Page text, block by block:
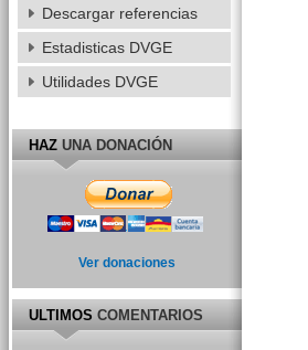
Descargar referencias
Estadisticas DVGE
Utilidades DVGE
HAZUNA DONACIÓN
Ver donaciones
ULTIMOSCOMENTARIOS